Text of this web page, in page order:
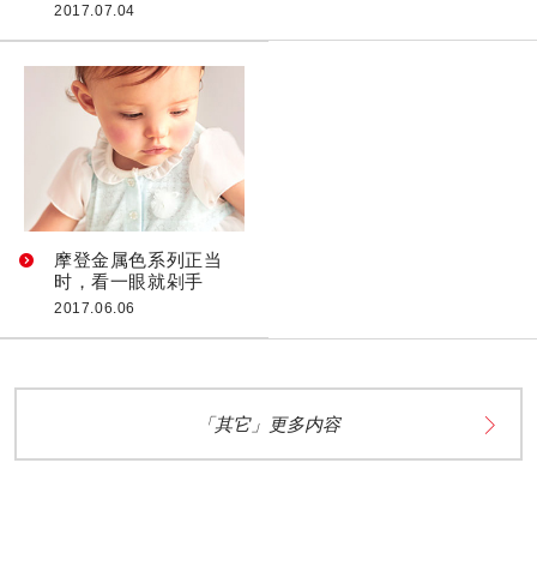
2017.07.04
摩登金属色系列正当
时，看一眼就剁手
2017.06.06
「其它」更多内容